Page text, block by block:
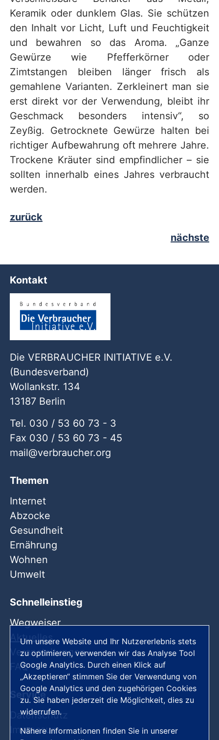
Keramik oder dunklem Glas. Sie schützen
den Inhalt vor Licht, Luft und Feuchtigkeit
und bewahren so das Aroma. „Ganze
Gewürze wie Pfefferkörner oder
Zimtstangen bleiben länger frisch als
gemahlene Varianten. Zerkleinert man sie
erst direkt vor der Verwendung, bleibt ihr
Geschmack besonders intensiv“, so
Zeyßig. Getrocknete Gewürze halten bei
richtiger Aufbewahrung oft mehrere Jahre.
Trockene Kräuter sind empfindlicher – sie
sollten innerhalb eines Jahres verbraucht
werden.
zurück
nächste
Kontakt
Die VERBRAUCHER INITIATIVE e.V.
(Bundesverband)
Wollankstr. 134
13187 Berlin
Tel. 030 / 53 60 73 - 3
Fax 030 / 53 60 73 - 45
mail
verbraucher org
Themen
Internet
Abzocke
Gesundheit
Ernährung
Wohnen
Umwelt
Schnelleinstieg
Wegweiser
Aktuelles
Veranstaltungen
FAQ
Service
Datenschutz
Impressum
Um unsere Website und Ihr Nutzererlebnis stets
zu optimieren, verwenden wir das Analyse Tool
Google Analytics. Durch einen Klick auf
„Akzeptieren“ stimmen Sie der Verwendung von
Google Analytics und den zugehörigen Cookies
zu. Sie haben jederzeit die Möglichkeit, dies zu
widerrufen.
Nähere Informationen finden Sie in unserer